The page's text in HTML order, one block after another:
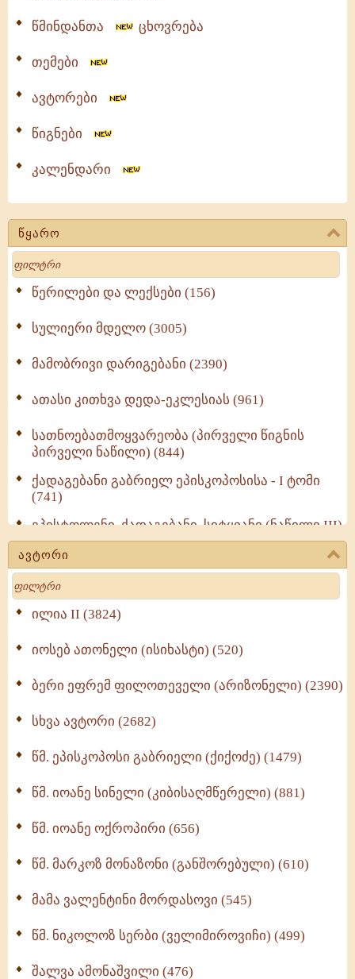
წმინდანთა ცხოვრება
თემები
ავტორები
წიგნები
კალენდარი
წყარო
Search
წერილები და ლექსები (156)
სულიერი მდელო (3005)
მამობრივი დარიგებანი (2390)
ათასი კითხვა დედა-ეკლესიას (961)
სათნოებათმოყვარეობა (პირველი წიგნის
პირველი ნაწილი) (844)
ქადაგებანი გაბრიელ ეპისკოპოსისა - I ტომი
(741)
ეპისტოლენი, ქადაგებანი, სიტყვანი (ნაწილი III)
(723)
მოძღვრის ძალზე სასარგებლო რჩევები
მრევლისათვის (545)
Wisdomge (514)
ქადაგებანი გაბრიელ ეპისკოპოსისა - II ტომი
სულიერი ცხოვრების სახელმძღვანელო -
ნაწილი II (369)
ავტორი
Search
ილია II (3824)
იოსებ ათონელი (ისიხასტი) (520)
ბერი ეფრემ ფილოთეველი (არიზონელი) (2390)
სხვა ავტორი (2682)
წმ. ეპისკოპოსი გაბრიელი (ქიქოძე) (1479)
წმ. იოანე სინელი (კიბისაღმწერელი) (881)
წმ. იოანე ოქროპირი (656)
წმ. მარკოზ მონაზონი (განშორებული) (610)
მამა ვალენტინი მორდასოვი (545)
წმ. ნიკოლოზ სერბი (ველიმიროვიჩი) (499)
შალვა ამონაშვილი (476)